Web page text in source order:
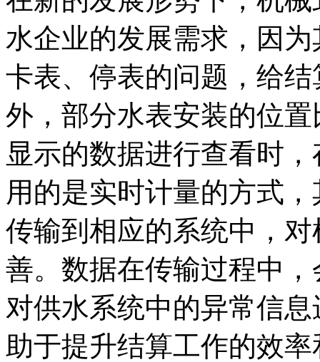
水企业的发展需求，因
卡表、停表的问题，给
外，部分水表安装的位
显示的数据进行查看时
用的是实时计量的方式
传输到相应的系统中，
善。数据在传输过程中
对供水系统中的异常信
助于提升结算工作的效